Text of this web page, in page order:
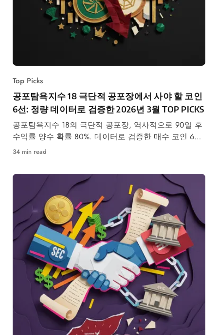
Top Picks
공포탐욕지수 18 극단적 공포장에서 사야 할 코인
6선: 정량 데이터로 검증한 2026년 3월 TOP PICKS
공포탐욕지수 18의 극단적 공포장, 역사적으로 90일 후
수익률 양수 확률 80%. 데이터로 검증한 매수 코인 6선
을 공개합니다.
34 min read